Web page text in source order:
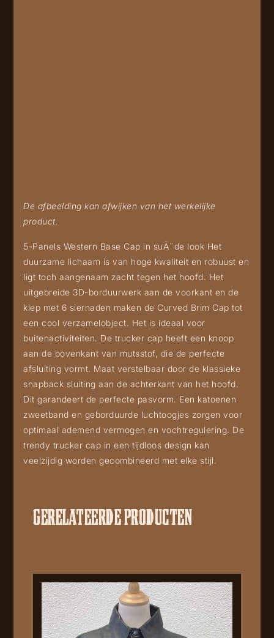
De afbeelding kan afwijken van het werkelijke
product.
5-Panels Western Base Cap in suÃ¨de look Het
duurzame lichaam is van hoge kwaliteit en robuust en
ligt toch aangenaam zacht tegen het hoofd. Het
uitgebreide 3D-borduurwerk aan de voorkant en de
klep met 6 siernaden maken de Curved Brim Cap tot
een cool verzamelobject. Het is ideaal voor
buitenactiviteiten. De trucker cap heeft een knoop
aan de bovenkant van mutsstof, die de perfecte
afsluiting vormt. Maat verstelbaar door de klassieke
snapback sluiting aan de achterkant van het hoofd.
Dit garandeert de perfecte pasvorm. Een katoenen
zweetband en geborduurde luchtoogjes zorgen voor
optimaal ademend vermogen en vochtregulering. De
trendy trucker cap in een tijdloos design kan
veelzijdig worden gecombineerd met elke stijl.
GERELATEERDE PRODUCTEN